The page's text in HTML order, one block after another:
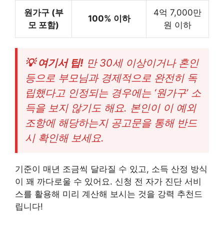
원가구 (부
모 포함)
100% 이하
4억 7,000만
원 이하
💡 여기서 팁! 만 30세 이상이거나 혼인
등으로 부모님과 경제적으로 완전히 독
립했다고 인정되는 경우에는 ‘원가구’ 소
득을 보지 않기도 해요. 본인이 이 예외
조항에 해당하는지 공고문을 통해 반드
시 확인해 보세요.
기준이 매년 조금씩 달라질 수 있고, 소득 산정 방식
이 꽤 까다로울 수 있어요. 신청 전 자가 진단 서비
스를 활용해 미리 계산해 보시는 것을 강력 추천드
립니다!